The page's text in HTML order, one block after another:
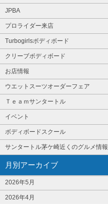
JPBA
プロライダー来店
Turbogirlsボディボード
クリーブボディボード
お店情報
ウエットスーツオーダーフェア
Ｔｅａｍサンタートル
イベント
ボディボードスクール
サンタートル茅ケ崎近くのグルメ情報
月別アーカイブ
2026年5月
2026年4月